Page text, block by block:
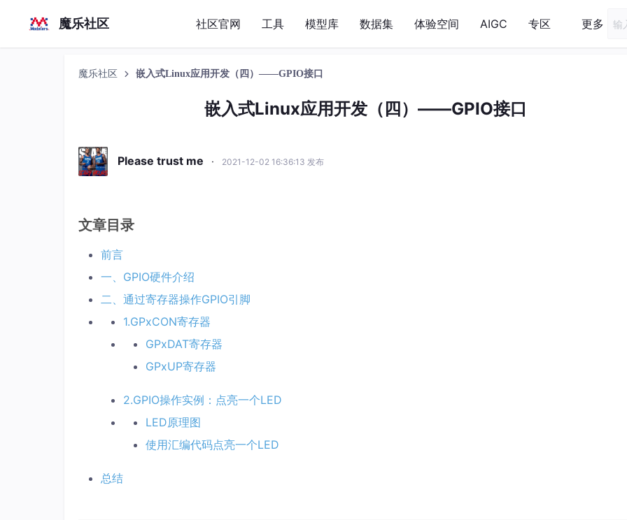
魔乐社区 社区官网 工具 模型库 数据集 体验空间 AIGC 专区 更多
魔乐社区 嵌入式Linux应用开发（四）——GPIO接口
嵌入式Linux应用开发（四）——GPIO接口
Please trust me · 2021-12-02 16:36:13 发布
文章目录
前言
一、GPIO硬件介绍
二、通过寄存器操作GPIO引脚
1.GPxCON寄存器
GPxDAT寄存器
GPxUP寄存器
2.GPIO操作实例：点亮一个LED
LED原理图
使用汇编代码点亮一个LED
总结